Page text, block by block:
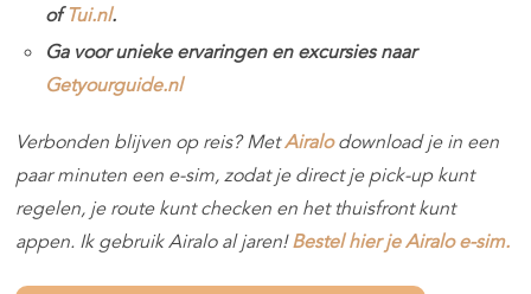
ofTui.nl.
Ga voor unieke ervaringen en excursies naar
Getyourguide.nl
Verbonden blijven op reis? MetAiralodownload je in een
paar minuten een e-sim, zodat je direct je pick-up kunt
regelen, je route kunt checken en het thuisfront kunt
appen. Ik gebruik Airalo al jaren!Bestel hier je Airalo e-sim.